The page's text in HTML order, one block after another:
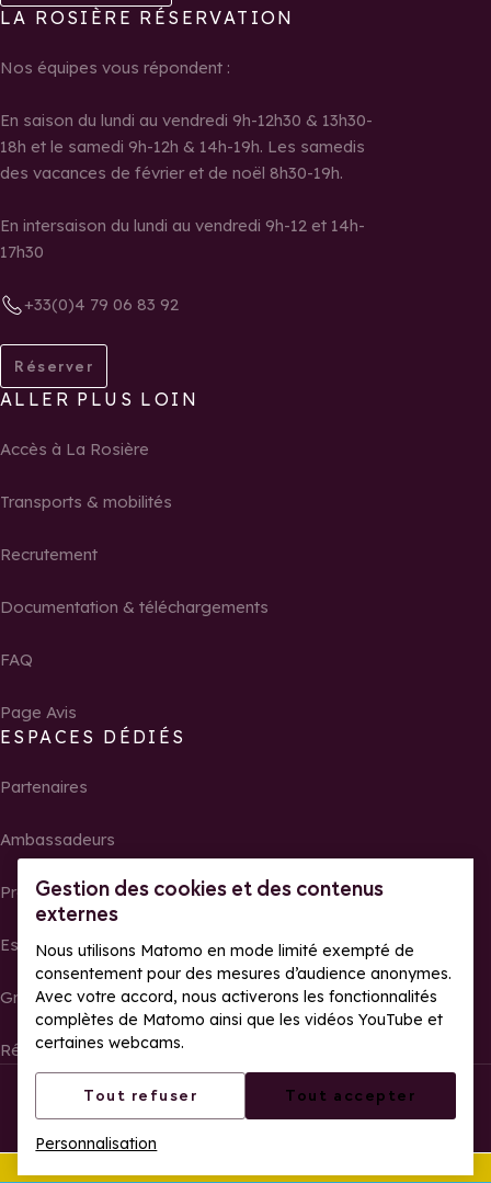
Gestion des cookies et des contenus
externes
Nous utilisons Matomo en mode limité exempté de
consentement pour des mesures d’audience anonymes.
Avec votre accord, nous activerons les fonctionnalités
complètes de Matomo ainsi que les vidéos YouTube et
certaines webcams.
Tout refuser Tout accepter
Personnalisation
LA ROSIÈRE RÉSERVATION
Nos équipes vous répondent :
En saison du lundi au vendredi 9h-12h30 & 13h30-
18h et le samedi 9h-12h & 14h-19h. Les samedis
des vacances de février et de noël 8h30-19h.
En intersaison du lundi au vendredi 9h-12 et 14h-
17h30
+33(0)4 79 06 83 92
Réserver
ALLER PLUS LOIN
Accès à La Rosière
Transports & mobilités
Recrutement
Documentation & téléchargements
FAQ
Page Avis
ESPACES DÉDIÉS
Partenaires
Ambassadeurs
Propriétaires
Espace presse
Groupes, séminaires et tour operator
Résultats et photos de courses
Tous droits réservés La Rosière
Mentions légales
Accessibilité web : partiellement conforme